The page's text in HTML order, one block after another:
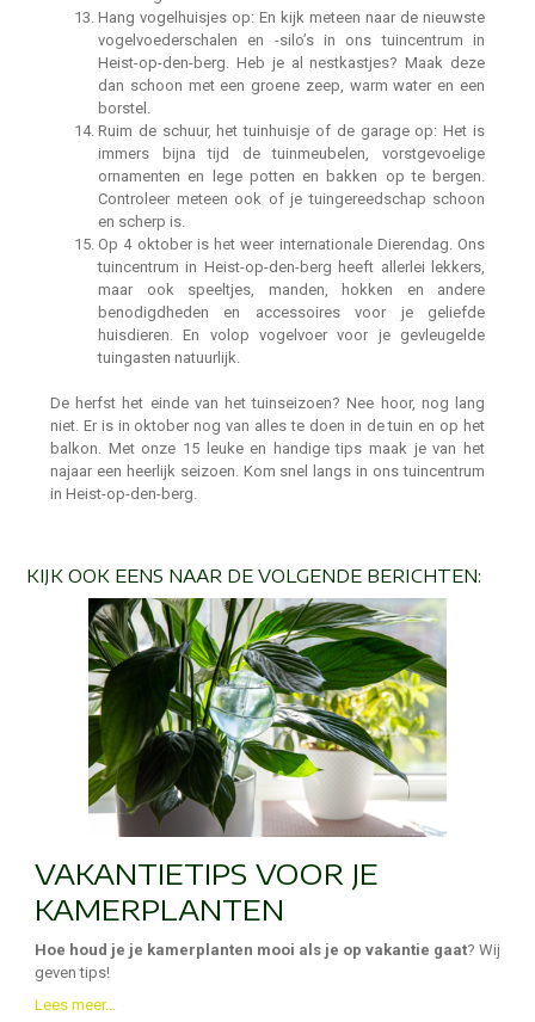
Hang vogelhuisjes op: En kijk meteen naar de nieuwste
vogelvoederschalen en -silo’s in ons tuincentrum in
Heist-op-den-berg. Heb je al nestkastjes? Maak deze
dan schoon met een groene zeep, warm water en een
borstel.
Ruim de schuur, het tuinhuisje of de garage op: Het is
immers bijna tijd de tuinmeubelen, vorstgevoelige
ornamenten en lege potten en bakken op te bergen.
Controleer meteen ook of je tuingereedschap schoon
en scherp is.
Op 4 oktober is het weer internationale Dierendag. Ons
tuincentrum in Heist-op-den-berg heeft allerlei lekkers,
maar ook speeltjes, manden, hokken en andere
benodigdheden en accessoires voor je geliefde
huisdieren. En volop vogelvoer voor je gevleugelde
tuingasten natuurlijk.
De herfst het einde van het tuinseizoen? Nee hoor, nog lang
niet. Er is in oktober nog van alles te doen in de tuin en op het
balkon. Met onze 15 leuke en handige tips maak je van het
najaar een heerlijk seizoen. Kom snel langs in ons tuincentrum
in Heist-op-den-berg.
KIJK OOK EENS NAAR DE VOLGENDE BERICHTEN:
VAKANTIETIPS VOOR JE
KAMERPLANTEN
Hoe houd je je kamerplanten mooi als je op vakantie gaat? Wij
geven tips!
Lees meer...